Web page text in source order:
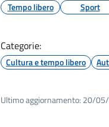
Tempo libero Sport
Categorie:
Cultura e tempo libero
Ultimo aggiornamento: 20/